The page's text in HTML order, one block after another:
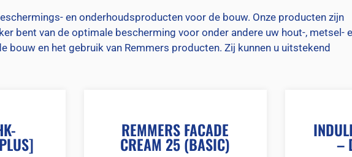
en onderhoudsproducten voor de bouw. Onze producten zijn
bent van de optimale bescherming voor onder andere uw hout-, metsel-
bouw en het gebruik van Remmers producten. Zij kunnen u uitstekend
REMMERS FACADE
CREAM 25 (BASIC) –